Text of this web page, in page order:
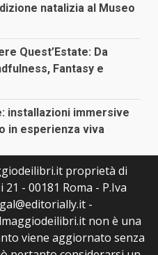
natalizia al Museo
Quest’Estate: Da
Fantasy e
installazioni immersive
in esperienza viva
proprietà di
- 00181 Roma - P.Iva
-
non è una
viene aggiornato senza